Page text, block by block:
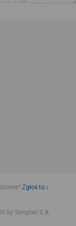
Zgłoś to
by Teroplan S.A.